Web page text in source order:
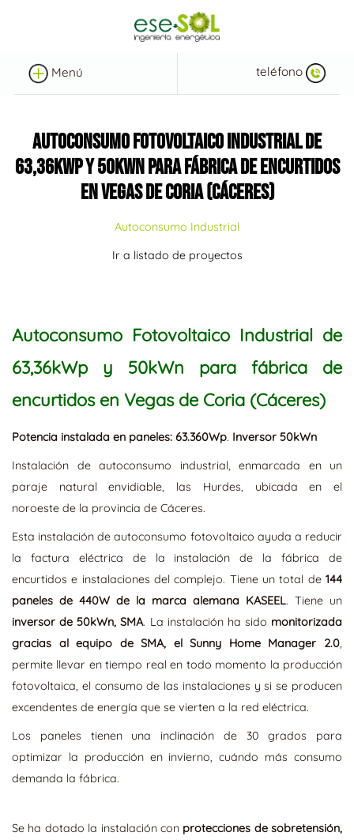
Menú teléfono
AUTOCONSUMO FOTOVOLTAICO INDUSTRIAL DE
63,36KWP Y 50KWN PARA FÁBRICA DE ENCURTIDOS
EN VEGAS DE CORIA (CÁCERES)
Autoconsumo Industrial
Ir a listado de proyectos
Autoconsumo Fotovoltaico Industrial de
63,36kWp y 50kWn para fábrica de
encurtidos en Vegas de Coria (Cáceres)
Potencia instalada en paneles: 63.360Wp. Inversor 50kWn
Instalación de autoconsumo industrial, enmarcada en un
paraje natural envidiable, las Hurdes, ubicada en el
noroeste de la provincia de Cáceres.
Esta instalación de autoconsumo fotovoltaico ayuda a reducir
la factura eléctrica de la instalación de la fábrica de
encurtidos e instalaciones del complejo. Tiene un total de 144
paneles de 440W de la marca alemana KASEEL. Tiene un
inversor de 50kWn, SMA. La instalación ha sido monitorizada
gracias al equipo de SMA, el Sunny Home Manager 2.0,
permite llevar en tiempo real en todo momento la producción
fotovoltaica, el consumo de las instalaciones y si se producen
excendentes de energía que se vierten a la red eléctrica.
Los paneles tienen una inclinación de 30 grados para
optimizar la producción en invierno, cuándo más consumo
demanda la fábrica.
Se ha dotado la instalación con protecciones de sobretensión,